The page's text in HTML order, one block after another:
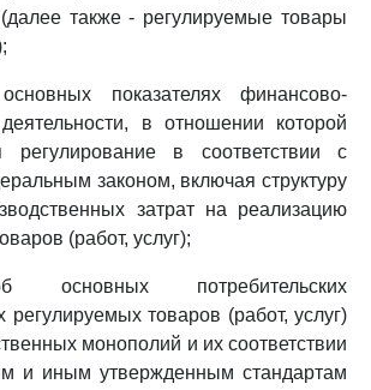
также - регулируемые товары
показателях финансово-
в отношении которой
регулирование в соответствии с
законом, включая структуру
затрат на реализацию
(работ, услуг);
основных потребительских
регулируемых товаров (работ, услуг)
монополий и их соответствии
и иным утвержденным стандартам